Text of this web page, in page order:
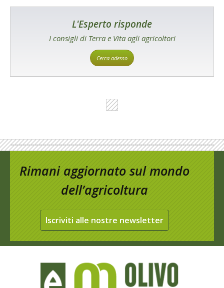
L'Esperto risponde
I consigli di Terra e Vita agli agricoltori
Cerca adesso
Rimani aggiornato sul mondo
dell’agricoltura
Iscriviti alle nostre newsletter